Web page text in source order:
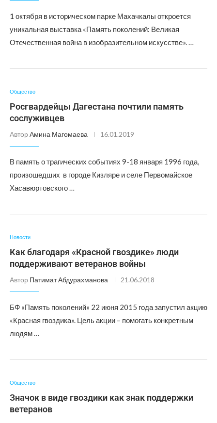
1 октября в историческом парке Махачкалы откроется
уникальная выставка «Память поколений: Великая
Отечественная война в изобразительном искусстве». …
Общество
Росгвардейцы Дагестана почтили память
сослуживцев
Автор Амина Магомаева 16.01.2019
В память о трагических событиях 9-18 января 1996 года,
произошедших в городе Кизляре и селе Первомайское
Хасавюртовского …
Новости
Как благодаря «Красной гвоздике» люди
поддерживают ветеранов войны
Автор Патимат Абдурахманова 21.06.2018
БФ «Память поколений» 22 июня 2015 года запустил акцию
«Красная гвоздика». Цель акции – помогать конкретным
людям …
Общество
Значок в виде гвоздики как знак поддержки
ветеранов